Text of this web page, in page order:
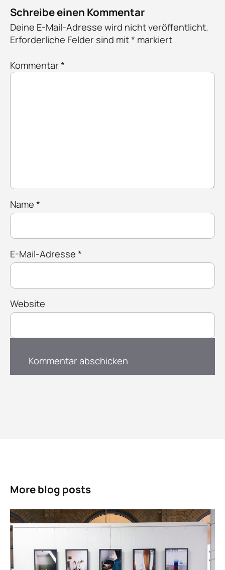
Schreibe einen Kommentar
Deine E-Mail-Adresse wird nicht veröffentlicht.
Erforderliche Felder sind mit* markiert
Kommentar *
Name *
E-Mail-Adresse *
Website
More blog posts